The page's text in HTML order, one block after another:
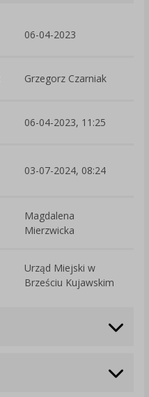
06-04-2023
Grzegorz Czarniak
06-04-2023, 11:25
03-07-2024, 08:24
Magdalena
Mierzwicka
Urząd Miejski w
Brześciu Kujawskim